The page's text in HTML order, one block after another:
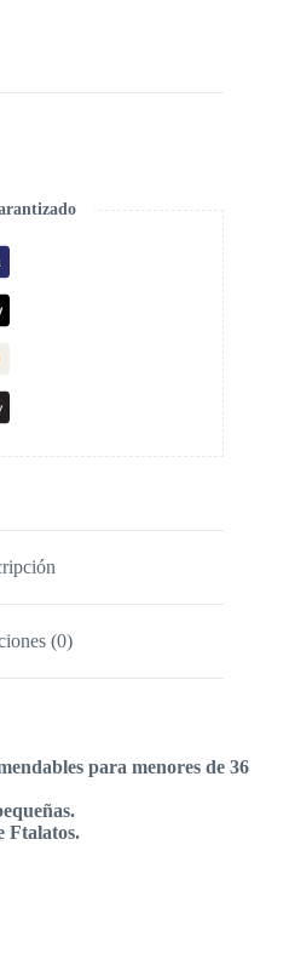
(0)
para menores de 36
Ftalatos.